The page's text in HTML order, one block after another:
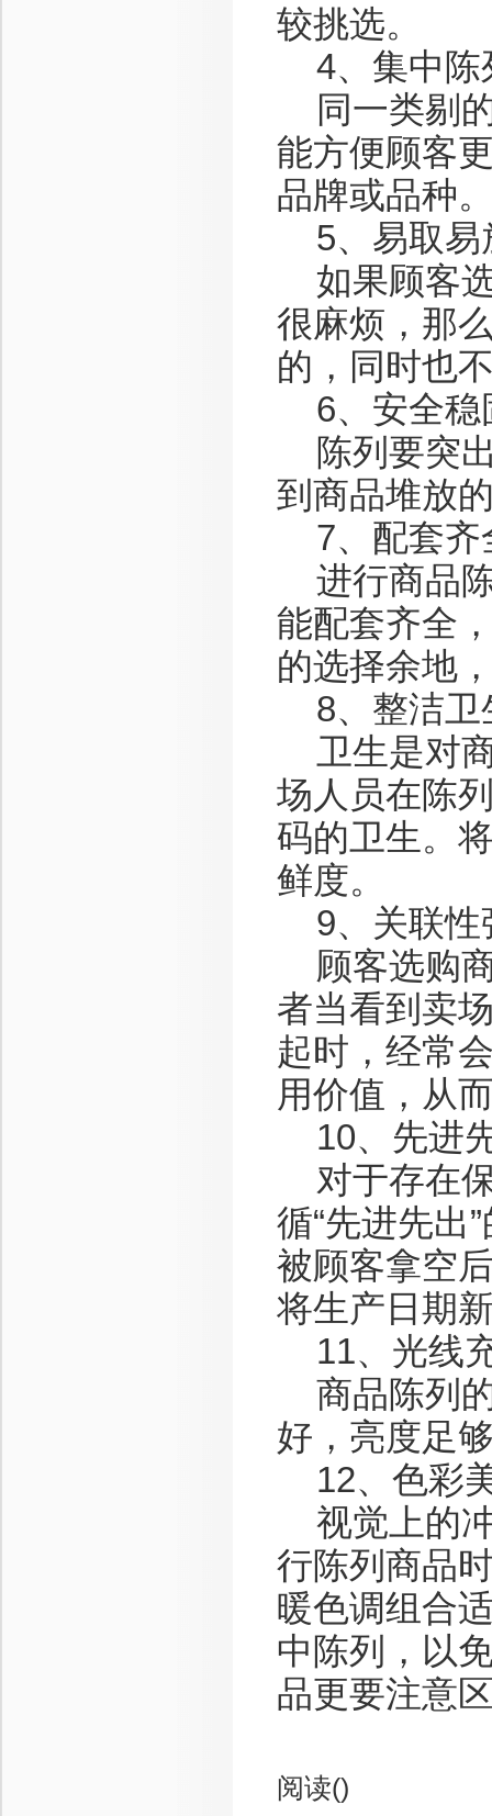
较挑选。
4、集中陈
同一类剔
能方便顾客
品牌或品种
5、易取易
如果顾客
很麻烦，那
的，同时也
6、安全稳
陈列要突
到商品堆放
7、配套齐
进行商品
能配套齐全
的选择余地
8、整洁卫
卫生是对
场人员在陈
码的卫生。
鲜度。
9、关联性
顾客选购
者当看到卖
起时，经常
用价值，从
10、先进
对于存在
循“先进先出
被顾客拿空
将生产日期
11、光线
商品陈列
好，亮度足
12、色彩
视觉上的
行陈列商品
暖色调组合
中陈列，以
品更要注意
阅读()